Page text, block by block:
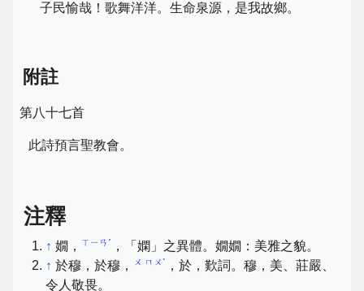
子民愉哉！歌舞洋洋。生命泉源，是我故鄉。
附註
第八十七首
此詩預言聖教會。
注釋
↑ 嫺， ㄒㄧㄢˊ
，「嫻」之異體。嫺嫺：美雅之貌。
↑ 於穆，於穆， ㄨ ㄇㄨˋ
，於，歎詞。穆，美、莊嚴、
令人敬畏。